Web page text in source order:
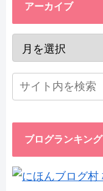
アーカイブ
ブログランキング